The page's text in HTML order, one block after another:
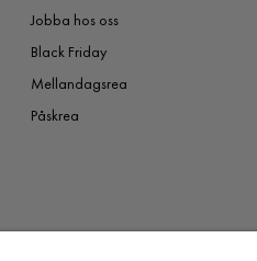
Jobba hos oss
Black Friday
Mellandagsrea
Påskrea